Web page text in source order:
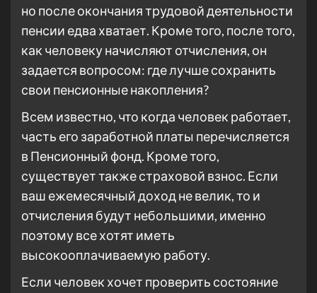
но после окончания трудовой деятельности
пенсии едва хватает. Кроме того, после того,
как человеку начисляют отчисления, он
задается вопросом: где лучше сохранить
свои пенсионные накопления?
Всем известно, что когда человек работает,
часть его заработной платы перечисляется
в Пенсионный фонд. Кроме того,
существует также страховой взнос. Если
ваш ежемесячный доход не велик, то и
отчисления будут небольшими, именно
поэтому все хотят иметь
высокооплачиваемую работу.
Если человек хочет проверить состояние